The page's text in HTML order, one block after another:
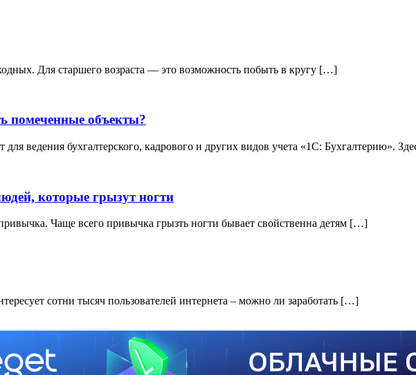
Для старшего возраста — это возможность побыть в кругу […]
помеченные объекты?
ведения бухгалтерского, кадрового и других видов учета «1С: Бухгалтерию».
которые грызут ногти
Чаще всего привычка грызть ногти бывает свойственна детям […]
сотни тысяч пользователей интернета – можно ли заработать […]